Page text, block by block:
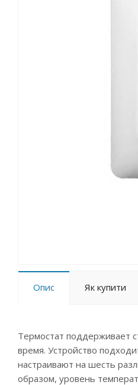
Опис Як купити
Термостат поддерживает
время. Устройство
настраивают на шесть
образом, уровень